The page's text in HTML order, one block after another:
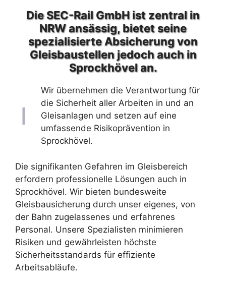
Die SEC-Rail GmbH ist zentral in
NRW ansässig, bietet seine
spezialisierte Absicherung von
Gleisbaustellen jedoch auch in
Sprockhövel an.
Wir übernehmen die Verantwortung für
die Sicherheit aller Arbeiten in und an
Gleisanlagen und setzen auf eine
umfassende Risikoprävention in
Sprockhövel.
Die signifikanten Gefahren im Gleisbereich
erfordern professionelle Lösungen auch in
Sprockhövel. Wir bieten bundesweite
Gleisbausicherung durch unser eigenes, von
der Bahn zugelassenes und erfahrenes
Personal. Unsere Spezialisten minimieren
Risiken und gewährleisten höchste
Sicherheitsstandards für effiziente
Arbeitsabläufe.